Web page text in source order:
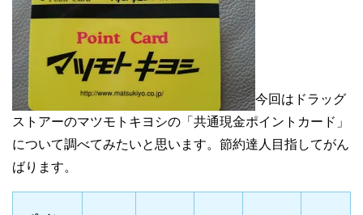
今回はドラッグ
ストアーのマツモトキヨシの「共通現金ポイントカード」
について調べてみたいと思います。節約達人目指してがん
ばります。